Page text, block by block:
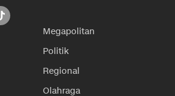
Megapolitan
Politik
Regional
Olahraga